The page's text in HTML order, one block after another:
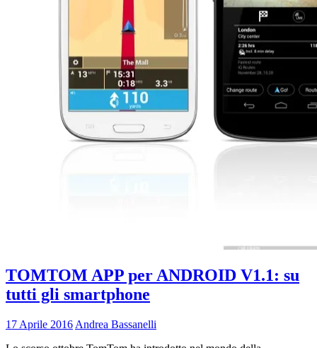
TOMTOM APP per ANDROID V1.1: su
tutti gli smartphone
17 Aprile 2016 Andrea Bassanelli